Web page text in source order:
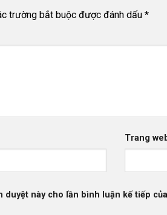
trường bắt buộc được đánh dấu*
Trang
này cho lần bình luận kế tiếp